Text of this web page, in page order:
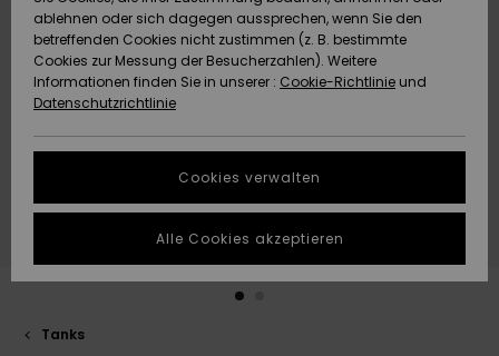
Brandneu
Highlights
Brandneu
Highlights
Community
HILFE & KONTAKT
Datenschutz
Starten Sie eine
um die
schnellste
Antwort auf Ihre
erhalten.
NACHHALTIGKEIT
SHOPS
QUIKSILVER APP
WUNSCHLISTE
Tanks
ablehnen oder sich dagegen aussprechen, wenn Sie den
betreffenden Cookies nicht zustimmen (z. B. bestimmte
Cookies zur Messung der Besucherzahlen). Weitere
Informationen finden Sie in unserer : Cookie-Richtlinie und
Datenschutzrichtlinie
Cookies verwalten
Alle Cookies akzeptieren